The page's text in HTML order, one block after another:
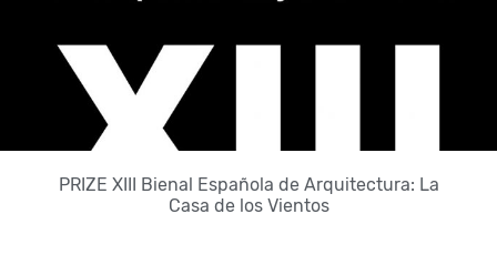
PRIZE XIII Bienal Española de Arquitectura: La
Casa de los Vientos